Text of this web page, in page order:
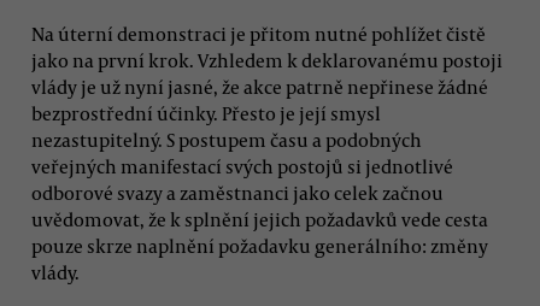
Na úterní demonstraci je přitom nutné pohlížet čistě
jako na první krok. Vzhledem k deklarovanému postoji
vlády je už nyní jasné, že akce patrně nepřinese žádné
bezprostřední účinky. Přesto je její smysl
nezastupitelný. S postupem času a podobných
veřejných manifestací svých postojů si jednotlivé
odborové svazy a zaměstnanci jako celek začnou
uvědomovat, že k splnění jejich požadavků vede cesta
pouze skrze naplnění požadavku generálního: změny
vlády.